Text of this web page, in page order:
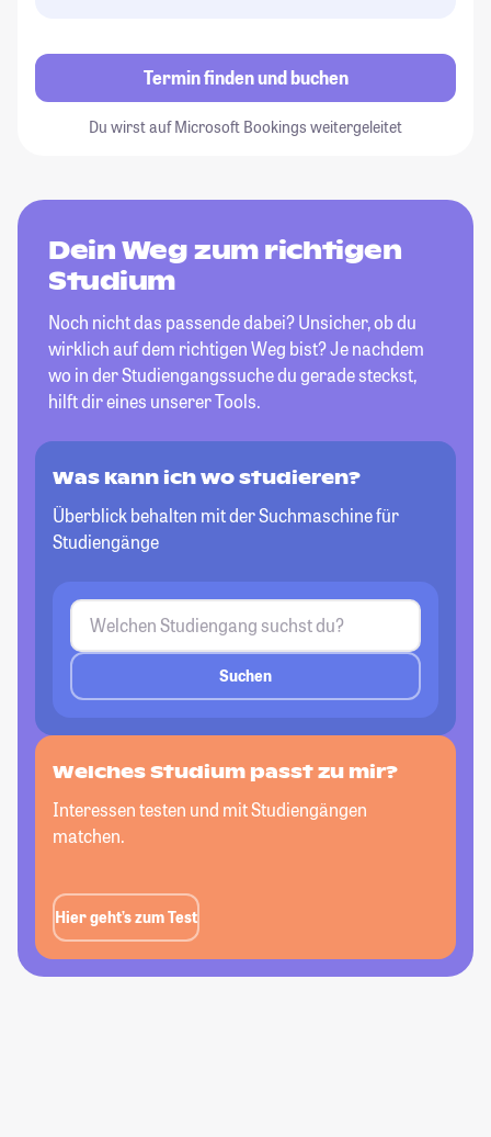
Termin finden und buchen
Du wirst auf Microsoft Bookings weitergeleitet
Dein Weg zum richtigen
Studium
Noch nicht das passende dabei? Unsicher, ob du
wirklich auf dem richtigen Weg bist? Je nachdem
wo in der Studiengangssuche du gerade steckst,
hilft dir eines unserer Tools.
Was kann ich wo studieren?
Überblick behalten mit der Suchmaschine für
Studiengänge
Suchen
Welches Studium passt zu mir?
Interessen testen und mit Studiengängen
matchen.
Hier geht’s zum Test